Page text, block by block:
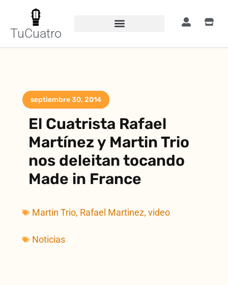
TuCuatro
septiembre 30, 2014
El Cuatrista Rafael
Martínez y Martin Trio
nos deleitan tocando
Made in France
Martin Trio, Rafael Martinez,video
Noticias